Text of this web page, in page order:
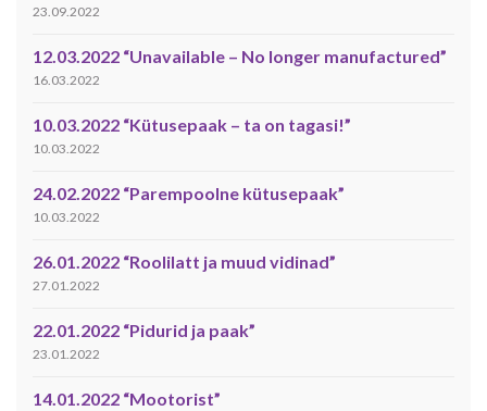
23.09.2022
12.03.2022 “Unavailable – No longer manufactured”
16.03.2022
10.03.2022 “Kütusepaak – ta on tagasi!”
10.03.2022
24.02.2022 “Parempoolne kütusepaak”
10.03.2022
26.01.2022 “Roolilatt ja muud vidinad”
27.01.2022
22.01.2022 “Pidurid ja paak”
23.01.2022
14.01.2022 “Mootorist”